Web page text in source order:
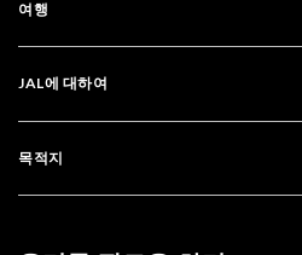
여행
JAL에 대하여
목적지